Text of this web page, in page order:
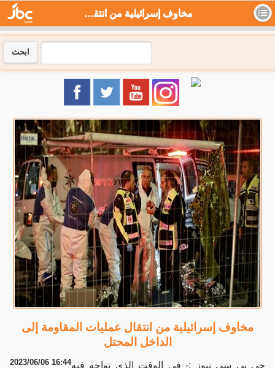
مخاوف إسرائيلية من انتقال عمليات المقاومة إلى الداخل المحتل - جي بي سي نيوز
ابحث
مخاوف إسرائيلية من انتقال عمليات المقاومة إلى
الداخل المحتل
2023/06/06 16:44جي بي سي نيوز :- في الوقت الذي تواجه فيه